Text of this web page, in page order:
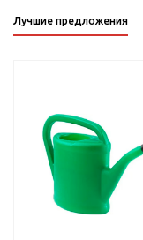
Лучшие предложения